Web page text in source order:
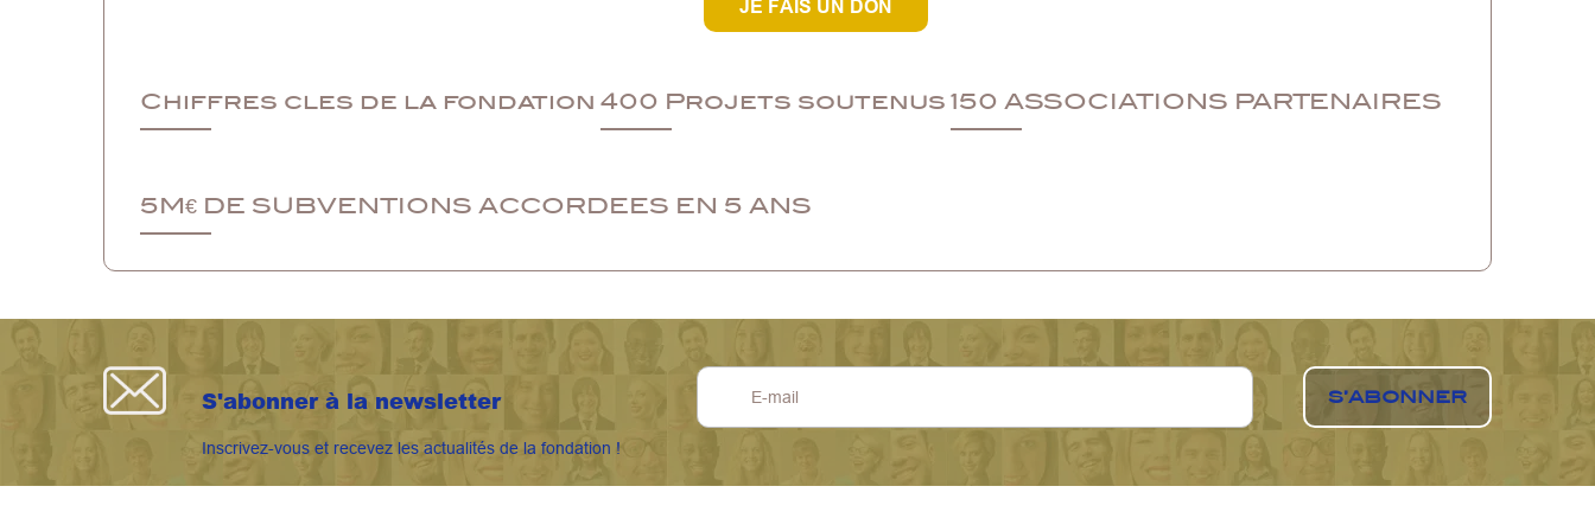
JE FAIS UN DON
Chiffres cles de la fondation 400 Projets soutenus 150 ASSOCIATIONS PARTENAIRES
5M€ DE SUBVENTIONS ACCORDEES EN 5 ANS
S'abonner à la newsletter
Inscrivez-vous et recevez les actualités de la fondation !